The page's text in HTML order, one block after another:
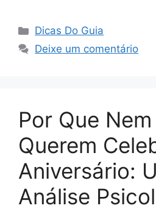
Categorias
Dicas Do Guia
Deixe um comentário
Por Que
Querem
Aniversário:
Análise